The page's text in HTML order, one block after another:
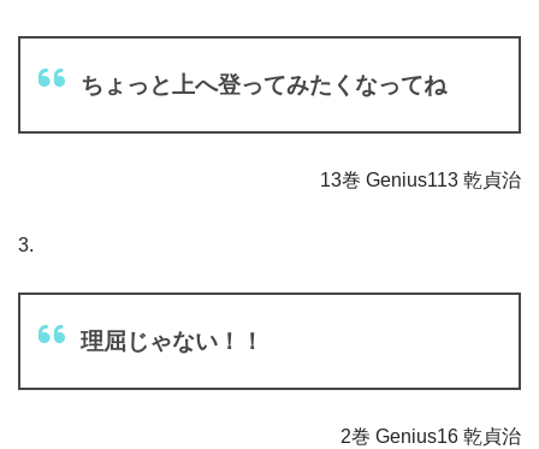
ちょっと上へ登ってみたくなってね
13巻 Genius113 乾貞治
3.
理屈じゃない！！
2巻 Genius16 乾貞治